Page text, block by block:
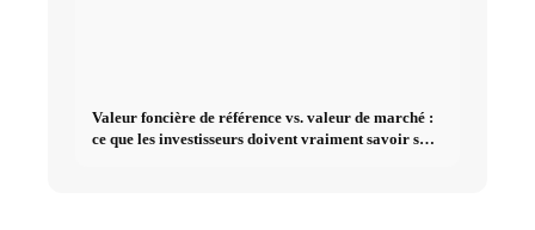
Valeur foncière de référence vs. valeur de marché :
ce que les investisseurs doivent vraiment savoir sur